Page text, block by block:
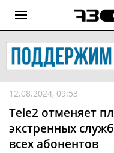
12.08.2024, 09:53
Tele2 отменяет
экстренных
всех абонентов